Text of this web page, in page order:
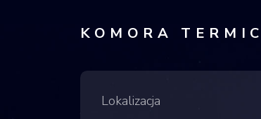
KOMORA
Lokalizacja